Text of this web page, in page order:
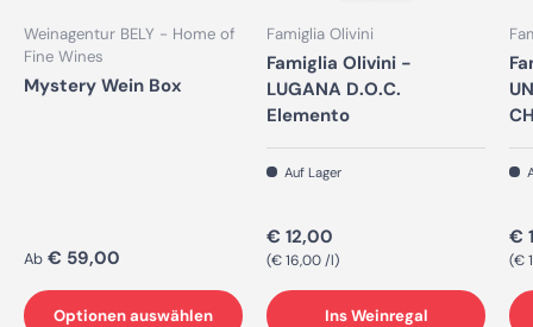
Weinagentur BELY - Home of
Fine Wines
Mystery Wein Box
Normaler Preis
Ab € 59,00
Optionen auswählen
Famiglia Olivini
Famiglia Olivini -
LUGANA D.O.C.
Elemento
Auf Lager
Normaler Preis
€ 12,00
Grundpreis
€ 16,00 /l
Ins Weinregal
€
€